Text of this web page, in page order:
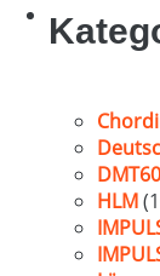
HLM